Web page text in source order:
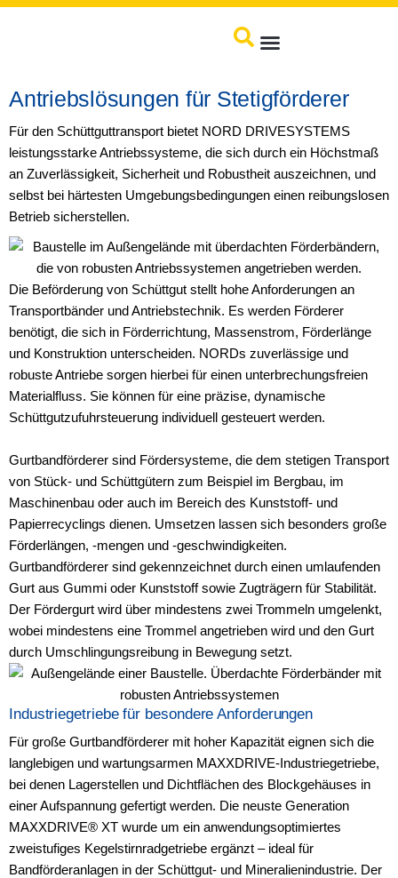
Antriebslösungen für Stetigförderer
Für den Schüttguttransport bietet NORD DRIVESYSTEMS
leistungsstarke Antriebssysteme, die sich durch ein Höchstmaß
an Zuverlässigkeit, Sicherheit und Robustheit auszeichnen, und
selbst bei härtesten Umgebungsbedingungen einen reibungslosen
Betrieb sicherstellen.
Die Beförderung von Schüttgut stellt hohe Anforderungen an
Transportbänder und Antriebstechnik. Es werden Förderer
benötigt, die sich in Förderrichtung, Massenstrom, Förderlänge
und Konstruktion unterscheiden. NORDs zuverlässige und
robuste Antriebe sorgen hierbei für einen unterbrechungsfreien
Materialfluss. Sie können für eine präzise, dynamische
Schüttgutzufuhrsteuerung individuell gesteuert werden.
Gurtbandförderer sind Fördersysteme, die dem stetigen Transport
von Stück- und Schüttgütern zum Beispiel im Bergbau, im
Maschinenbau oder auch im Bereich des Kunststoff- und
Papierrecyclings dienen. Umsetzen lassen sich besonders große
Förderlängen, -mengen und -geschwindigkeiten.
Gurtbandförderer sind gekennzeichnet durch einen umlaufenden
Gurt aus Gummi oder Kunststoff sowie Zugträgern für Stabilität.
Der Fördergurt wird über mindestens zwei Trommeln umgelenkt,
wobei mindestens eine Trommel angetrieben wird und den Gurt
durch Umschlingungsreibung in Bewegung setzt.
Industriegetriebe für besondere Anforderungen
Für große Gurtbandförderer mit hoher Kapazität eignen sich die
langlebigen und wartungsarmen MAXXDRIVE-Industriegetriebe,
bei denen Lagerstellen und Dichtflächen des Blockgehäuses in
einer Aufspannung gefertigt werden. Die neuste Generation
MAXXDRIVE® XT wurde um ein anwendungsoptimiertes
zweistufiges Kegelstirnradgetriebe ergänzt – ideal für
Bandförderanlagen in der Schüttgut- und Mineralienindustrie. Der